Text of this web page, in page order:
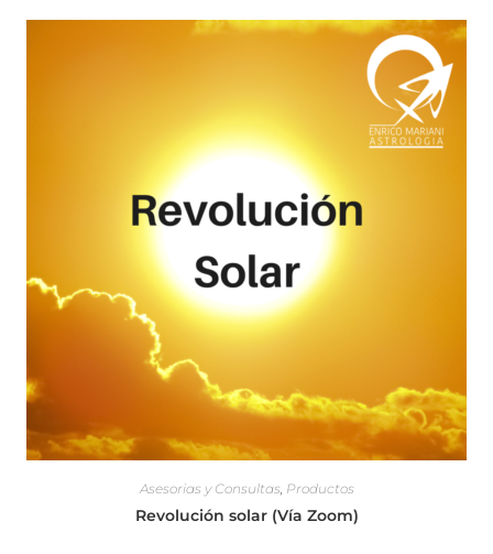
Asesorias y Consultas Productos
Revolución solar (Vía Zoom)